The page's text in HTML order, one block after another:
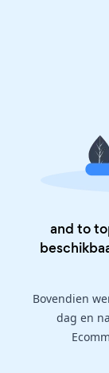
and to
Bovendien
dag en